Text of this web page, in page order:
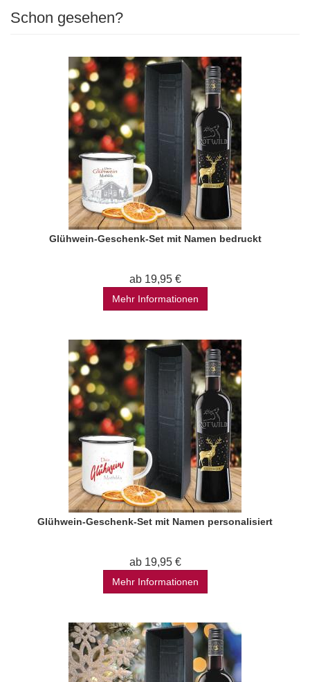
Schon gesehen?
Glühwein-Geschenk-Set mit Namen bedruckt
ab 19,95 €
Mehr Informationen
Glühwein-Geschenk-Set mit Namen personalisiert
ab 19,95 €
Mehr Informationen